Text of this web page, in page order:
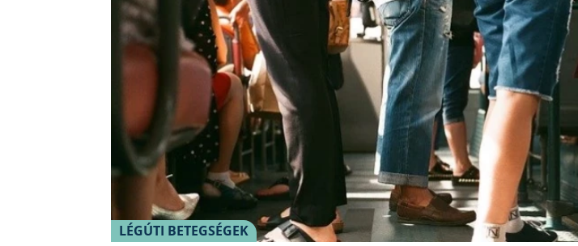
LÉGÚTI BETEGSÉGEK